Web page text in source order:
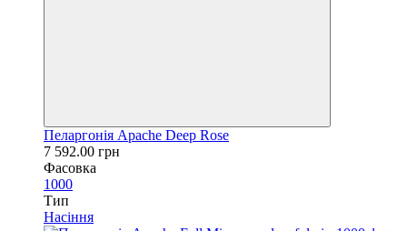
Пеларгонія Apache Deep Rose
7 592.00 грн
Фасовка
1000
Тип
Насiння